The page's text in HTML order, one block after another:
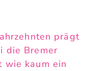
prägt
die Bremer
wie kaum ein